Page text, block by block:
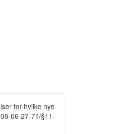
for hvilke nye
06-27-71/§11-